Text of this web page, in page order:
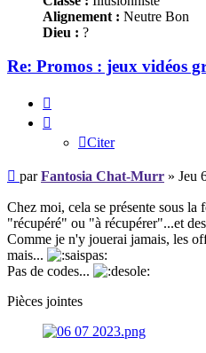
Alignement : Neutre Bon
Dieu : ?
Re: Promos : jeux vidéos
Citer
Message
parFantosia Chat-Murr » Jeu
Chez moi, cela se présente sous la
"récupéré" ou "à récupérer"...et
Comme je n'y jouerai jamais, les
mais...
Pas de codes...
Pièces jointes